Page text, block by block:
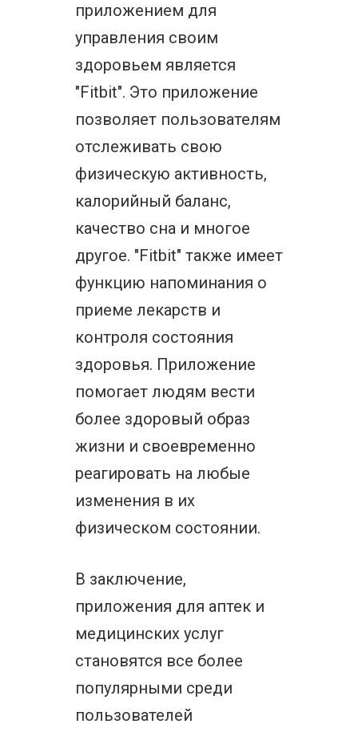
приложением для
управления своим
здоровьем является
"Fitbit". Это приложение
позволяет пользователям
отслеживать свою
физическую активность,
калорийный баланс,
качество сна и многое
другое. "Fitbit" также имеет
функцию напоминания о
приеме лекарств и
контроля состояния
здоровья. Приложение
помогает людям вести
более здоровый образ
жизни и своевременно
реагировать на любые
изменения в их
физическом состоянии.
В заключение,
приложения для аптек и
медицинских услуг
становятся все более
популярными среди
пользователей